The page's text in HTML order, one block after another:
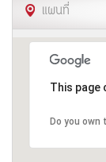
แผนที่
This page
Do you